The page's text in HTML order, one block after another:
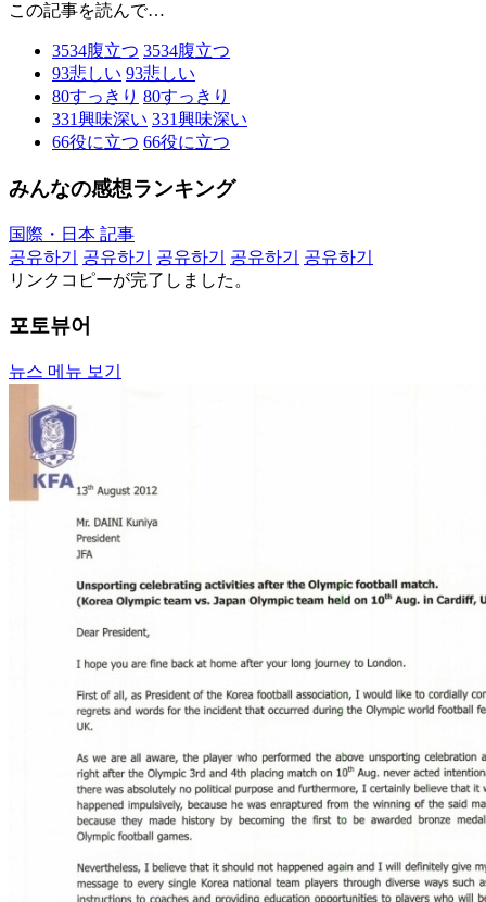
この記事を読んで…
3534腹立つ 3534腹立つ
93悲しい 93悲しい
80すっきり 80すっきり
331興味深い 331興味深い
66役に立つ 66役に立つ
みんなの感想ランキング
国際・日本 記事
공유하기
공유하기 공유하기 공유하기
공유하기
リンクコピーが完了しました。
포토뷰어
뉴스 메뉴 보기